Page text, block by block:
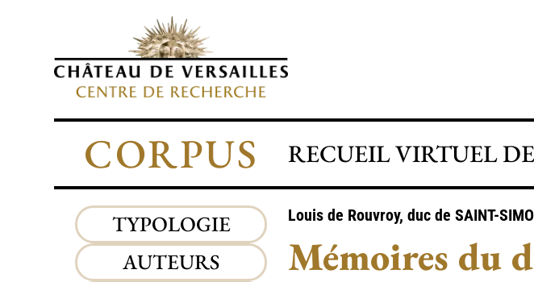
CORPUS RECUEIL VIRTUEL
TYPOLOGIE
AUTEURS
Louis de Rouvroy, duc deSAINT-
Mémoires du